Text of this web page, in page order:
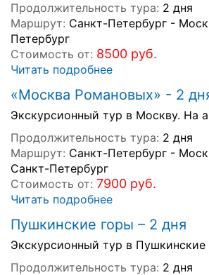
Продолжительность тура: 2 дня
Маршрут: Санкт-Петербург -
Петербург
Стоимость от: 8500 руб.
Читать подробнее
«Москва Романовых» - 2
Экскурсионный тур в Москву. На
Продолжительность тура: 2 дня
Маршрут: Санкт-Петербург -
Санкт-Петербург
Стоимость от: 7900 руб.
Читать подробнее
Пушкинские горы – 2 дня
Экскурсионный тур в Пушкинские
Продолжительность тура: 2 дня